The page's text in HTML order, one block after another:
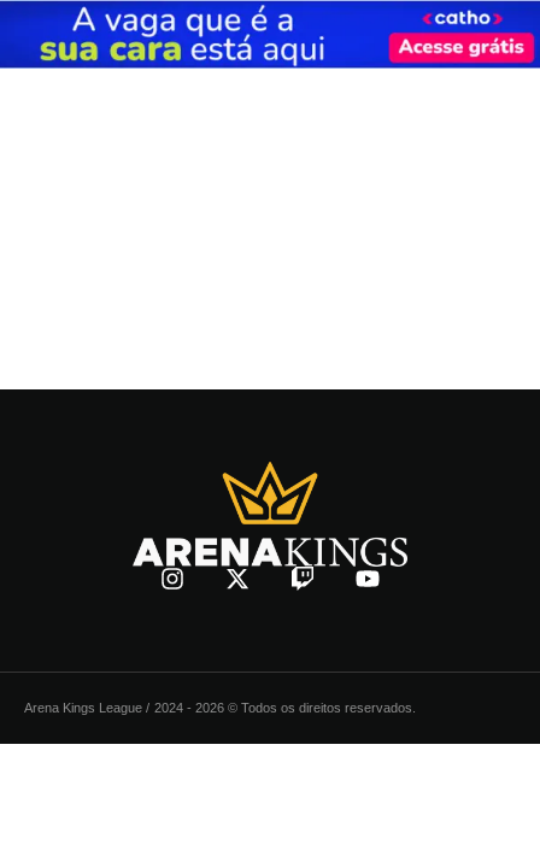
Arena Kings League / 2024 - 2026 © Todos os direitos reservados.